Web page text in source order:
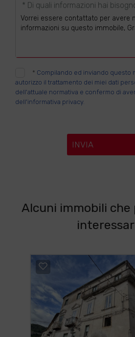
* Di quali informazioni hai
* Compilando ed inviando questo
autorizzo il trattamento dei miei dati
dell'attuale normativa e confermo di
dell'informativa privacy.
INVIA
Alcuni immobili